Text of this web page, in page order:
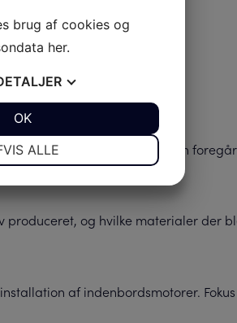
Produktionen
og hvilke materialer der
af indenbordsmotorer.
brug af cookies og
her.
ALLE
OK